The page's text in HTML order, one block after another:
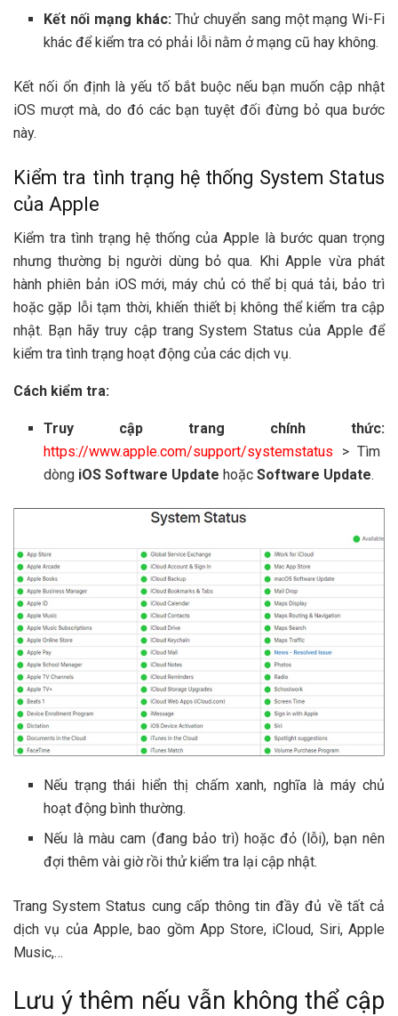
Kết nối mạng khác:Thử chuyển sang một mạng Wi-Fi
khác để kiểm tra có phải lỗi nằm ở mạng cũ hay không.
Kết nối ổn định là yếu tố bắt buộc nếu bạn muốn cập nhật
iOS mượt mà, do đó các bạn tuyệt đối đừng bỏ qua bước
này.
Kiểm tra tình trạng hệ thống System Status
của Apple
Kiểm tra tình trạng hệ thống của Apple là bước quan trọng
nhưng thường bị người dùng bỏ qua. Khi Apple vừa phát
hành phiên bản iOS mới, máy chủ có thể bị quá tải, bảo trì
hoặc gặp lỗi tạm thời, khiến thiết bị không thể kiểm tra cập
nhật. Bạn hãy truy cập trang System Status của Apple để
kiểm tra tình trạng hoạt động của các dịch vụ.
Cách kiểm tra:
Truy cập trang chính thức:
https://www.apple.com/support/systemstatus > Tìm
dòng iOS Software Update hoặcSoftware Update.
Nếu trạng thái hiển thị chấm xanh, nghĩa là máy chủ
hoạt động bình thường.
Nếu là màu cam (đang bảo trì) hoặc đỏ (lỗi), bạn nên
đợi thêm vài giờ rồi thử kiểm tra lại cập nhật.
Trang System Status cung cấp thông tin đầy đủ về tất cả
dịch vụ của Apple, bao gồm App Store, iCloud, Siri, Apple
Music,…
Lưu ý thêm nếu vẫn không thể cập